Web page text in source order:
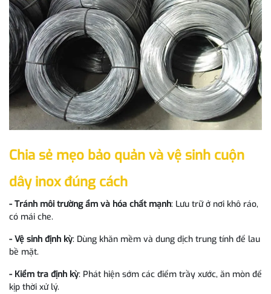
Chia sẻ mẹo bảo quản và vệ sinh cuộn
dây inox đúng cách
- Tránh môi trường ẩm và hóa chất mạnh: Lưu trữ ở nơi khô ráo,
có mái che.
- Vệ sinh định kỳ: Dùng khăn mềm và dung dịch trung tính để lau
bề mặt.
- Kiểm tra định kỳ: Phát hiện sớm các điểm trầy xước, ăn mòn để
kịp thời xử lý.